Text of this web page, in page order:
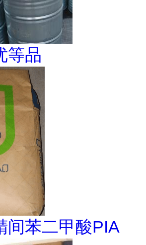
等品
间苯二甲酸PIA